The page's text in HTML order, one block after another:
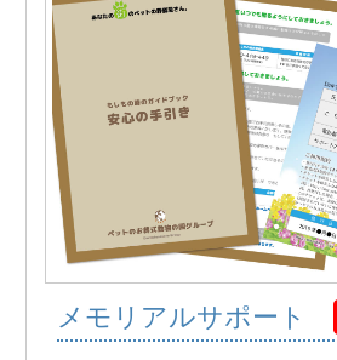
メモリアルサポート